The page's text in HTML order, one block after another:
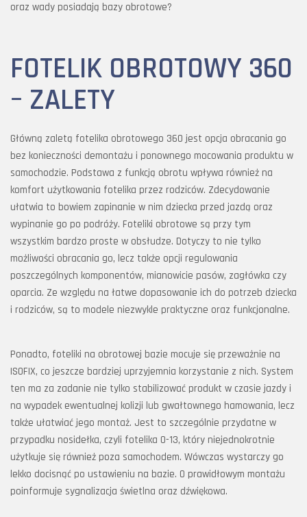
oraz wady posiadają bazy obrotowe?
FOTELIK OBROTOWY 360
– ZALETY
Główną zaletą fotelika obrotowego 360 jest opcja obracania go
bez konieczności demontażu i ponownego mocowania produktu w
samochodzie. Podstawa z funkcją obrotu wpływa również na
komfort użytkowania fotelika przez rodziców. Zdecydowanie
ułatwia to bowiem zapinanie w nim dziecka przed jazdą oraz
wypinanie go po podróży. Foteliki obrotowe są przy tym
wszystkim bardzo proste w obsłudze. Dotyczy to nie tylko
możliwości obracania go, lecz także opcji regulowania
poszczególnych komponentów, mianowicie pasów, zagłówka czy
oparcia. Ze względu na łatwe dopasowanie ich do potrzeb dziecka
i rodziców, są to modele niezwykle praktyczne oraz funkcjonalne.
Ponadto, foteliki na obrotowej bazie mocuje się przeważnie na
ISOFIX, co jeszcze bardziej uprzyjemnia korzystanie z nich. System
ten ma za zadanie nie tylko stabilizować produkt w czasie jazdy i
na wypadek ewentualnej kolizji lub gwałtownego hamowania, lecz
także ułatwiać jego montaż. Jest to szczególnie przydatne w
przypadku nosidełka, czyli fotelika 0-13, który niejednokrotnie
użytkuje się również poza samochodem. Wówczas wystarczy go
lekko docisnąć po ustawieniu na bazie. O prawidłowym montażu
poinformuje sygnalizacja świetlna oraz dźwiękowa.